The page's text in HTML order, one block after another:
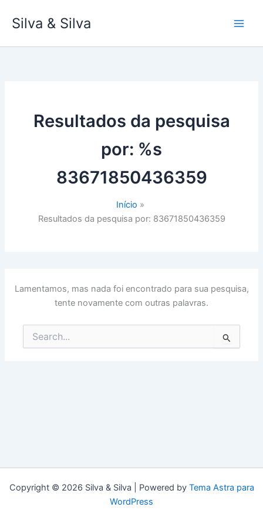
para
conteúdo
Silva & Silva
Resultados da pesquisa
por: %s
83671850436359
Início
Resultados da pesquisa por: 83671850436359
Lamentamos, mas nada foi encontrado para sua pesquisa,
tente novamente com outras palavras.
Pesquisar
por:
Copyright © 2026 Silva & Silva | Powered by Tema Astra para
WordPress